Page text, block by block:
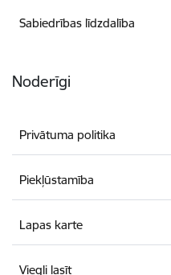
Sabiedrības līdzdalība
Noderīgi
Privātuma politika
Piekļūstamība
Lapas karte
Viegli lasīt